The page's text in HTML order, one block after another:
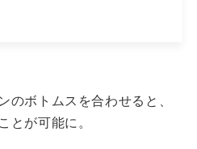
のボトムスを合わせると、
とが可能に。